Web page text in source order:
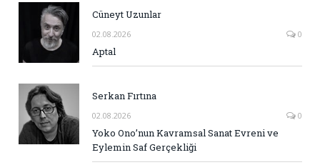
Cüneyt Uzunlar
02.08.2026 0
Aptal
Serkan Fırtına
02.08.2026 0
Yoko Ono’nun Kavramsal Sanat Evreni ve
Eylemin Saf Gerçekliği